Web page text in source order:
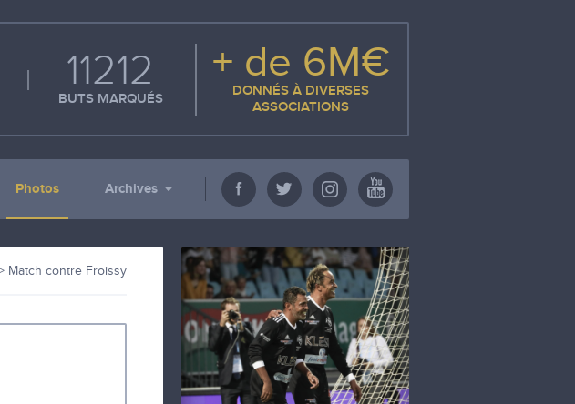
11212
BUTS MARQUÉS
+ de 6M€
DONNÉS À DIVERSES
ASSOCIATIONS
Photos Archives
Match contre Froissy